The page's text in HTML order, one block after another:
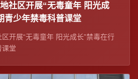
社区开展“无毒童年 阳光成
青少年禁毒科普课堂
开展“无毒童年 阳光成长”禁毒在行
课堂